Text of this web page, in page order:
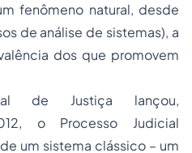
fenômeno natural, desde
de análise de sistemas), a
dos que promovem
de Justiça lançou,
o Processo Judicial
um sistema clássico – um